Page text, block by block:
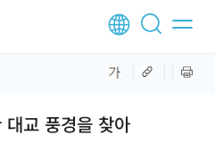
대교 풍경을 찾아